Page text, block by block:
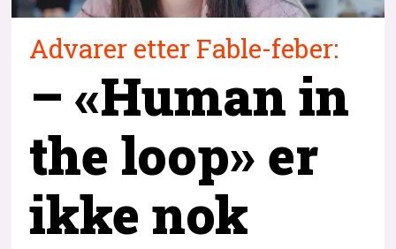
Advarer etter Fable-feber:
– «Human in
the loop» er
ikke nok